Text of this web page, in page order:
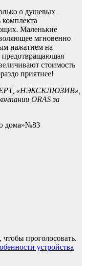
о душевых
комплекта
Маленькие
мгновенно
нажатием на
предотвращающая
стоимость
приятнее!
«НЭКСКЛЮЗИВ»,
ORAS за
дома»№83
чтобы проголосовать.
устройства